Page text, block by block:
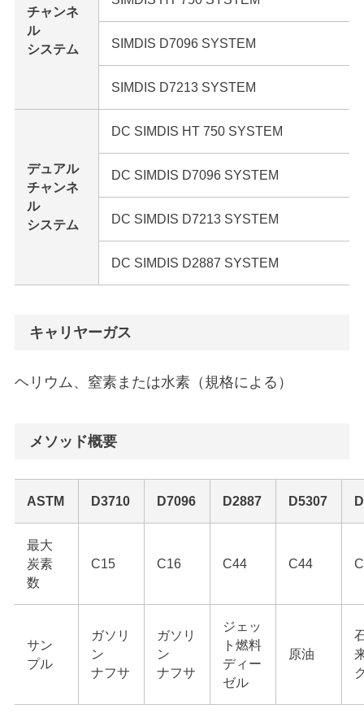
チャンネ
ル
システム
SIMDIS D7096 SYSTEM
SIMDIS D7213 SYSTEM
デュアル
チャンネ
ル
システム
DC SIMDIS HT 750 SYSTEM
DC SIMDIS D7096 SYSTEM
DC SIMDIS D7213 SYSTEM
DC SIMDIS D2887 SYSTEM
キャリヤーガス
ヘリウム、窒素または水素（規格による）
メソッド概要
ASTM D3710 D7096 D2887 D5307
最大
炭素
数
C15 C16 C44 C44
サン
プル
ガソリ
ン
ナフサ
ガソリ
ン
ナフサ
ジェッ
ト燃料
ディー
ゼル
原油